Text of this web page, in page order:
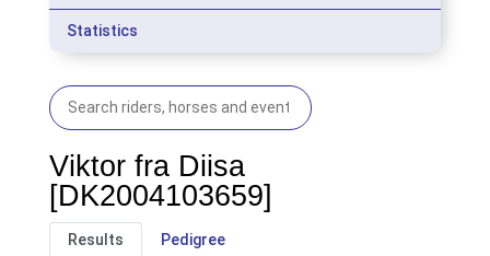
Statistics
Viktor fra Diisa
[DK2004103659]
Results Pedigree